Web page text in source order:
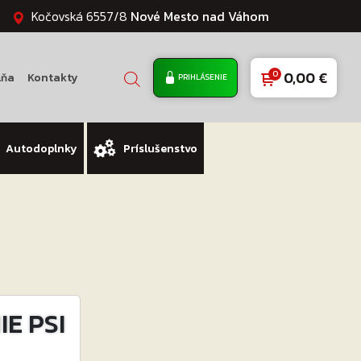
Kočovská 6557/8 Nové Mesto nad Váhom
Kontakty PRIHLÁSENIE 0,00€
Autodoplnky Príslušenstvo
PSI